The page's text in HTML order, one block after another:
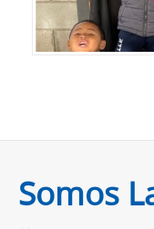
Somos